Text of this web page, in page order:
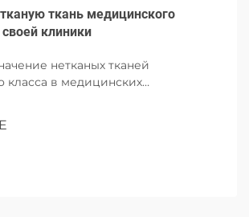
ткань медицинского
клиники
нетканых тканей
класса в медицинских
при выборе и будущих тенденциях